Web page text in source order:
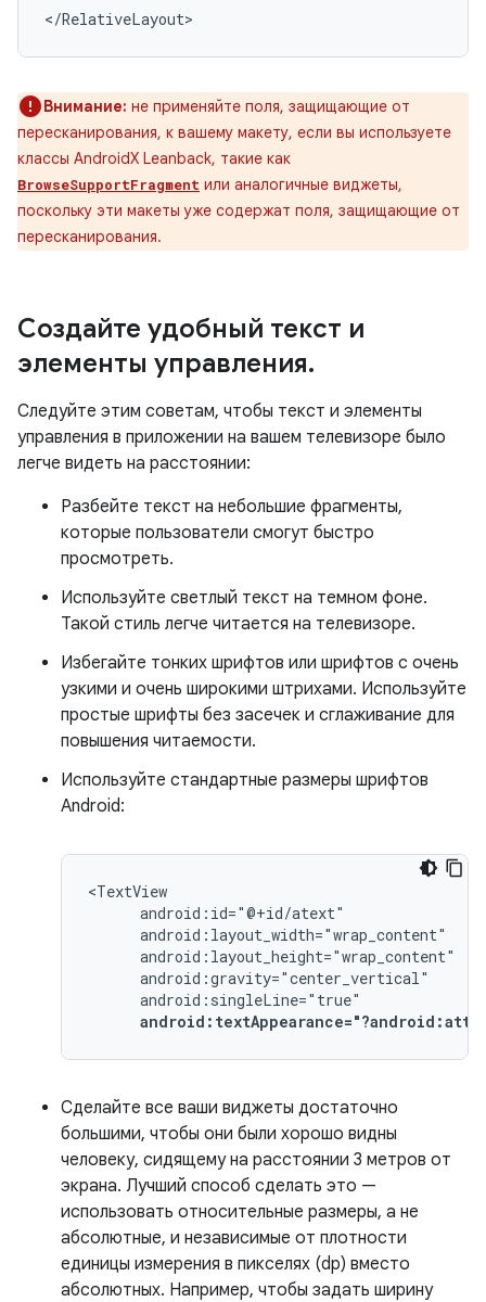
</RelativeLayout>
Внимание: не применяйте поля, защищающие от
пересканирования, к вашему макету, если вы используете
классы AndroidX Leanback, такие как
BrowseSupportFragment или аналогичные виджеты,
поскольку эти макеты уже содержат поля, защищающие от
пересканирования.
Создайте удобный текст и
элементы управления.
Следуйте этим советам, чтобы текст и элементы
управления в приложении на вашем телевизоре было
легче видеть на расстоянии:
Разбейте текст на небольшие фрагменты,
которые пользователи смогут быстро
просмотреть.
Используйте светлый текст на темном фоне.
Такой стиль легче читается на телевизоре.
Избегайте тонких шрифтов или шрифтов с очень
узкими и очень широкими штрихами. Используйте
простые шрифты без засечек и сглаживание для
повышения читаемости.
Используйте стандартные размеры шрифтов
Android:
android:textAppearance="?android:attr/
Сделайте все ваши виджеты достаточно
большими, чтобы они были хорошо видны
человеку, сидящему на расстоянии 3 метров от
экрана. Лучший способ сделать это —
использовать относительные размеры, а не
абсолютные, и независимые от плотности
единицы измерения в пикселях (dp) вместо
абсолютных. Например, чтобы задать ширину